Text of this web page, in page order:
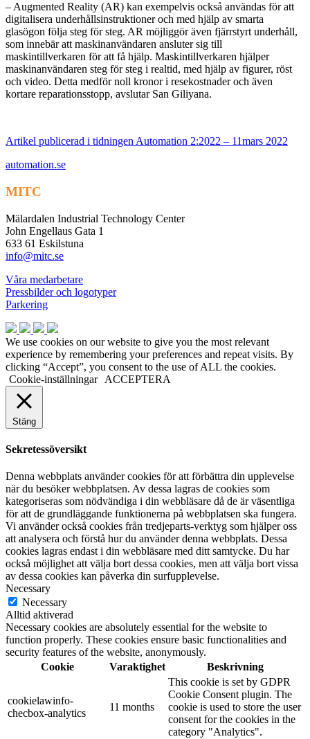
­– Augmented Reality (AR) kan exempelvis också användas för att
digitalisera underhållsinstruktioner och med hjälp av smarta
glasögon följa steg för steg. AR möjliggör även fjärrstyrt underhåll,
som innebär att maskinanvändaren ansluter sig till
maskintillverkaren för att få hjälp. Maskintillverkaren hjälper
maskinanvändaren steg för steg i realtid, med hjälp av figurer, röst
och video. Detta medför noll kronor i resekostnader och även
kortare reparationsstopp, avslutar San Giliyana.
Artikel publicerad i tidningen Automation 2:2022 – 11mars 2022
automation.se
MITC
Mälardalen Industrial Technology Center
John Engellaus Gata 1
633 61 Eskilstuna
info@mitc.se
Våra medarbetare
Pressbilder och logotyper
Parkering
We use cookies on our website to give you the most relevant
experience by remembering your preferences and repeat visits. By
clicking “Accept”, you consent to the use of ALL the cookies.
Cookie-inställningar
ACCEPTERA
Stäng
Sekretessöversikt
Denna webbplats använder cookies för att förbättra din upplevelse
när du besöker webbplatsen. Av dessa lagras de cookies som
kategoriseras som nödvändiga i din webbläsare då de är väsentliga
för att de grundläggande funktionerna på webbplatsen ska fungera.
Vi använder också cookies från tredjeparts-verktyg som hjälper oss
att analysera och förstå hur du använder denna webbplats. Dessa
cookies lagras endast i din webbläsare med ditt samtycke. Du har
också möjlighet att välja bort dessa cookies, men att välja bort vissa
av dessa cookies kan påverka din surfupplevelse.
Necessary
Necessary
Alltid aktiverad
Necessary cookies are absolutely essential for the website to
function properly. These cookies ensure basic functionalities and
security features of the website, anonymously.
Cookie
Varaktighet Beskrivning
cookielawinfo-
checbox-analytics
11 months
This cookie is set by GDPR
Cookie Consent plugin. The
cookie is used to store the user
consent for the cookies in the
category "Analytics".